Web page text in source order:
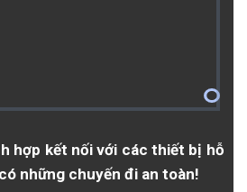
hợp kết nối với các thiết bị hỗ
những chuyến đi an toàn!